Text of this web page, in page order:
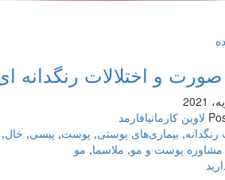
و اختلالات رنگدانه
لاوین کارمانیافارمد
رنگدانه, بیماری‌های پوستی, پوست, پیسی, خال,
مشاوره پوست و مو, ملاسما, مو